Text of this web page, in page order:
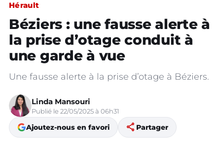
Hérault
Béziers : une fausse alerte à
la prise d’otage conduit à
une garde à vue
Une fausse alerte à la prise d’otage à Béziers.
Linda Mansouri
Publié le 22/05/2025 à 06h31
Ajoutez-nous en favori share Partager